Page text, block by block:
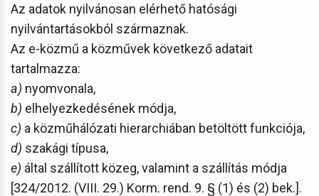
Az adatok nyilvánosan elérhető hatósági
nyilvántartásokból származnak.
Az e-közmű a közművek következő adatait
tartalmazza:
a) nyomvonala,
b) elhelyezkedésének módja,
c) a közműhálózati hierarchiában betöltött funkciója,
d) szakági típusa,
e) által szállított közeg, valamint a szállítás módja
[324/2012. (VIII. 29.) Korm. rend. 9. § (1) és (2) bek.].